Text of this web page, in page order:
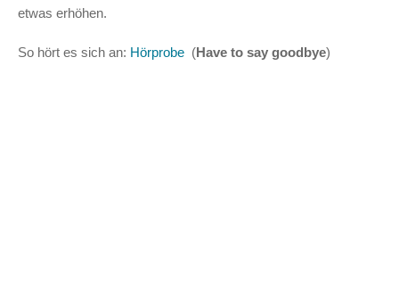
etwas erhöhen.
So hört es sich an: Hörprobe (Have to say goodbye)